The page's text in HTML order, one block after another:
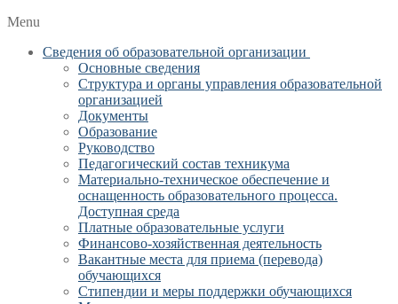
Menu
Сведения об образовательной организации
Основные сведения
Структура и органы управления образовательной
организацией
Документы
Образование
Руководство
Педагогический состав техникума
Материально-техническое обеспечение и
оснащенность образовательного процесса.
Доступная среда
Платные образовательные услуги
Финансово-хозяйственная деятельность
Вакантные места для приема (перевода)
обучающихся
Стипендии и меры поддержки обучающихся